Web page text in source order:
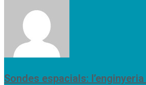
Sondes espacials: